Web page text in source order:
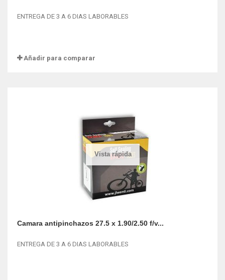
ENTREGA DE 3 A 6 DIAS LABORABLES
Añadir para comparar
Vista rápida
Camara antipinchazos 27.5 x 1.90/2.50 f/v...
ENTREGA DE 3 A 6 DIAS LABORABLES